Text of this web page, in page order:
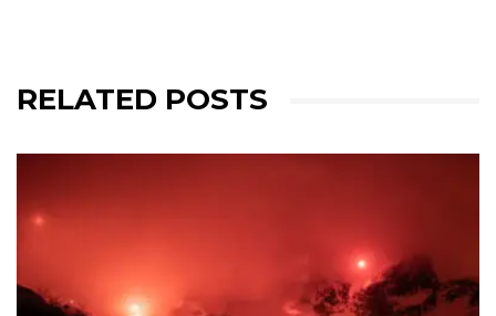
RELATED POSTS